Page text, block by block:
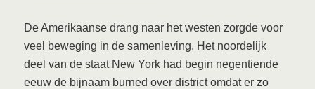
De Amerikaanse drang naar het westen zorgde voor
veel beweging in de samenleving. Het noordelijk
deel van de staat New York had begin negentiende
eeuw de bijnaam burned over district omdat er zo